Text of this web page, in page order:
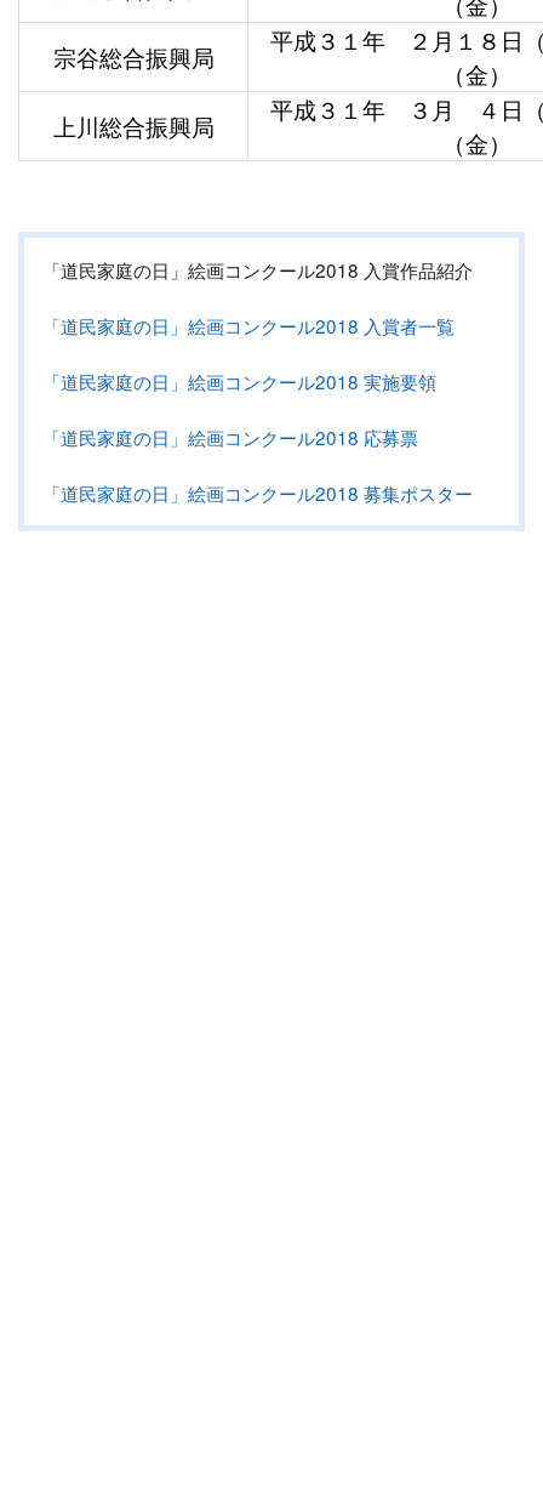
宗谷総合振興局
平成３１年 ２月１８日
（金）
上川総合振興局
平成３１年 ３月 ４日
（金）
「道民家庭の日」絵画コンクール2018 入賞作品紹介
「道民家庭の日」絵画コンクール2018 入賞者一覧
「道民家庭の日」絵画コンクール2018 実施要領
「道民家庭の日」絵画コンクール2018 応募票
「道民家庭の日」絵画コンクール2018 募集ポスター